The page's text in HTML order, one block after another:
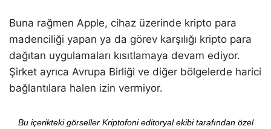
Buna rağmen Apple, cihaz üzerinde kripto para
madenciliği yapan ya da görev karşılığı kripto para
dağıtan uygulamaları kısıtlamaya devam ediyor.
Şirket ayrıca Avrupa Birliği ve diğer bölgelerde harici
bağlantılara halen izin vermiyor.
Bu içerikteki görseller Kriptofoni editoryal ekibi tarafından özel